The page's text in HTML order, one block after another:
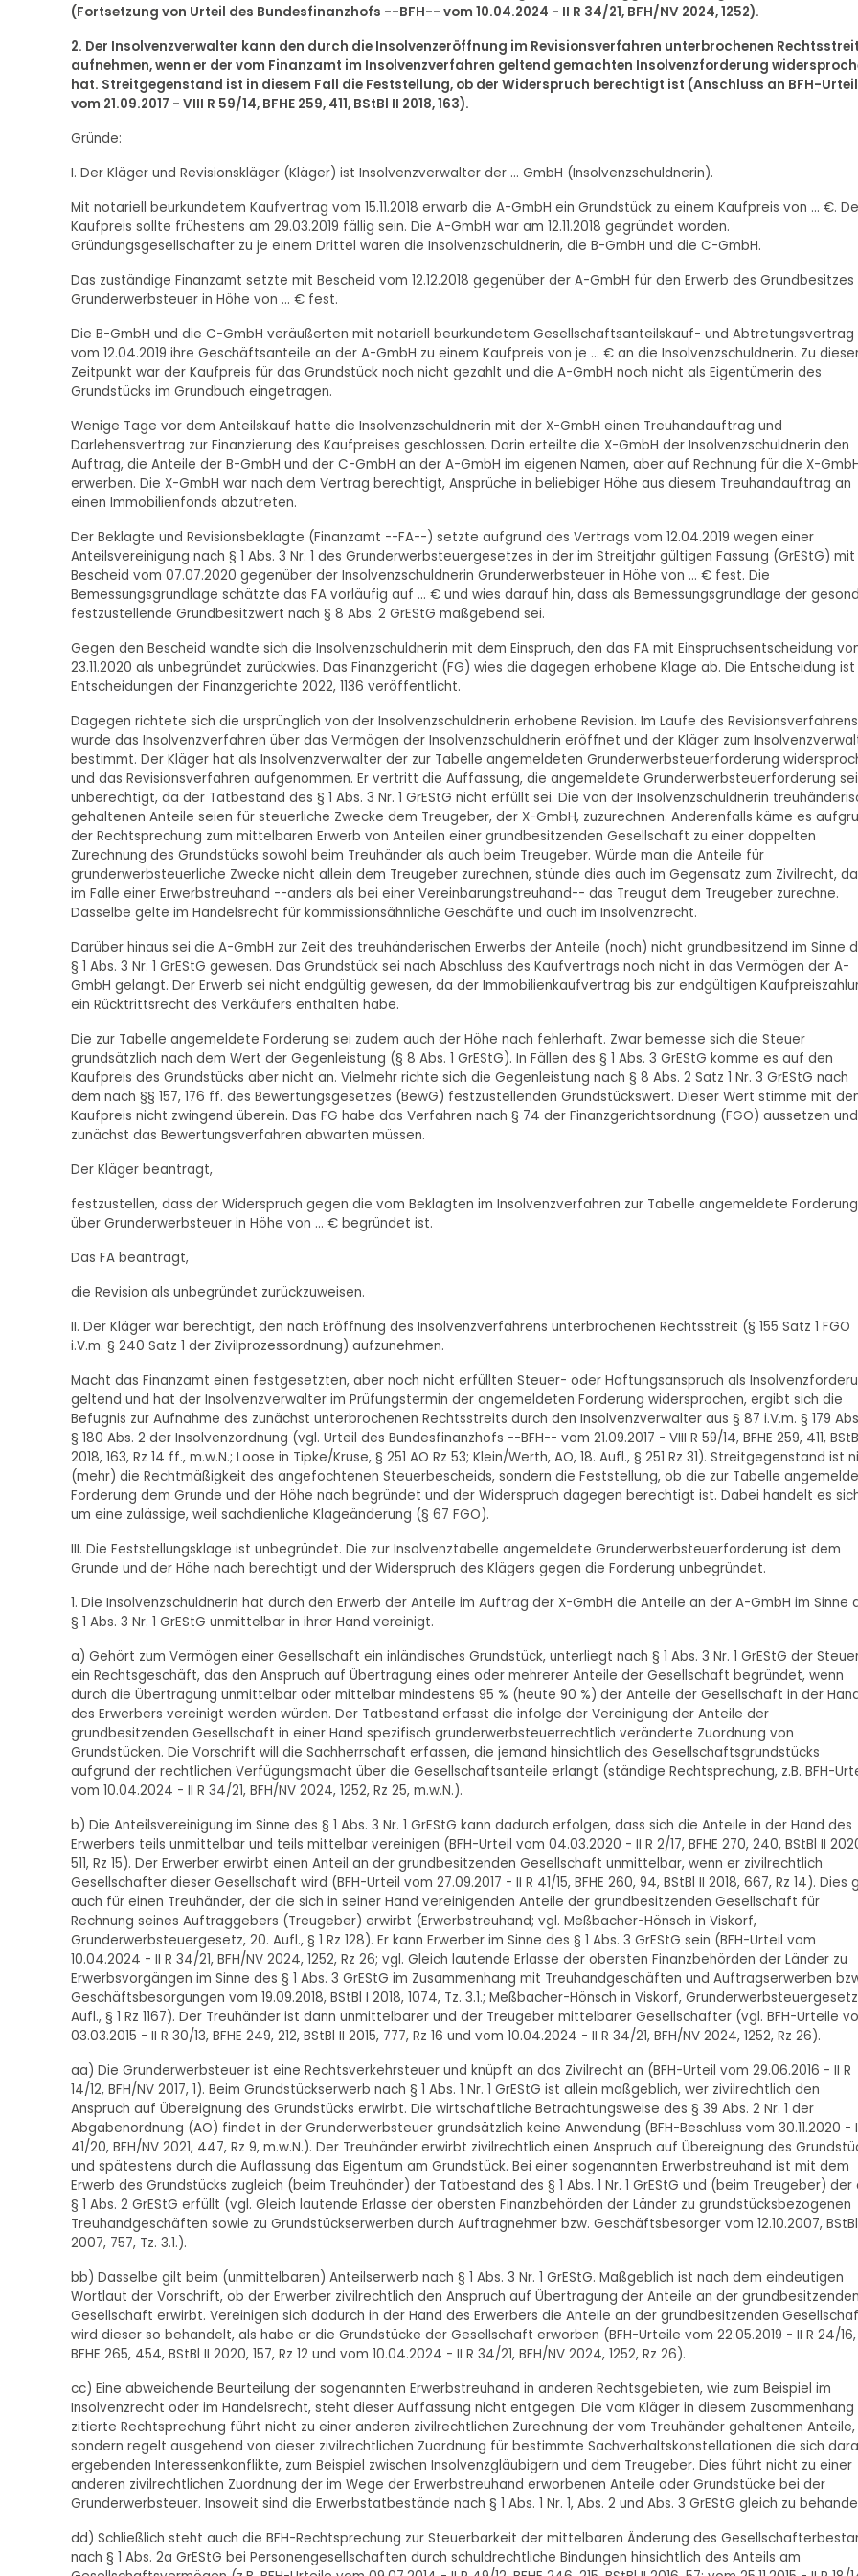
(Fortsetzung von Urteil des Bundesfinanzhofs --BFH-- vom 10.04.2024 - II R 34/21, BFH/NV 2024, 1252).
2. Der Insolvenzverwalter kann den durch die Insolvenzeröffnung im Revisionsverfahren unterbrochenen Rechtsstreit
aufnehmen, wenn er der vom Finanzamt im Insolvenzverfahren geltend gemachten Insolvenzforderung
hat. Streitgegenstand ist in diesem Fall die Feststellung, ob der Widerspruch berechtigt ist (Anschluss an BFH-Urteil
vom 21.09.2017 - VIII R 59/14, BFHE 259, 411, BStBl II 2018, 163).
Gründe:
I. Der Kläger und Revisionskläger (Kläger) ist Insolvenzverwalter der ... GmbH (Insolvenzschuldnerin).
Mit notariell beurkundetem Kaufvertrag vom 15.11.2018 erwarb die A-GmbH ein Grundstück zu einem Kaufpreis von ... €.
Kaufpreis sollte frühestens am 29.03.2019 fällig sein. Die A-GmbH war am 12.11.2018 gegründet worden.
Gründungsgesellschafter zu je einem Drittel waren die Insolvenzschuldnerin, die B-GmbH und die C-GmbH.
Das zuständige Finanzamt setzte mit Bescheid vom 12.12.2018 gegenüber der A-GmbH für den Erwerb des Grundbesitzes
Grunderwerbsteuer in Höhe von ... € fest.
Die B-GmbH und die C-GmbH veräußerten mit notariell beurkundetem Gesellschaftsanteilskauf- und Abtretungsvertrag
vom 12.04.2019 ihre Geschäftsanteile an der A-GmbH zu einem Kaufpreis von je ... € an die Insolvenzschuldnerin. Zu
Zeitpunkt war der Kaufpreis für das Grundstück noch nicht gezahlt und die A-GmbH noch nicht als Eigentümerin des
Grundstücks im Grundbuch eingetragen.
Wenige Tage vor dem Anteilskauf hatte die Insolvenzschuldnerin mit der X-GmbH einen Treuhandauftrag und
Darlehensvertrag zur Finanzierung des Kaufpreises geschlossen. Darin erteilte die X-GmbH der Insolvenzschuldnerin den
Auftrag, die Anteile der B-GmbH und der C-GmbH an der A-GmbH im eigenen Namen, aber auf Rechnung für die X-
erwerben. Die X-GmbH war nach dem Vertrag berechtigt, Ansprüche in beliebiger Höhe aus diesem Treuhandauftrag an
einen Immobilienfonds abzutreten.
Der Beklagte und Revisionsbeklagte (Finanzamt --FA--) setzte aufgrund des Vertrags vom 12.04.2019 wegen einer
Anteilsvereinigung nach § 1 Abs. 3 Nr. 1 des Grunderwerbsteuergesetzes in der im Streitjahr gültigen Fassung (GrEStG) mit
Bescheid vom 07.07.2020 gegenüber der Insolvenzschuldnerin Grunderwerbsteuer in Höhe von ... € fest. Die
Bemessungsgrundlage schätzte das FA vorläufig auf ... € und wies darauf hin, dass als Bemessungsgrundlage der
festzustellende Grundbesitzwert nach § 8 Abs. 2 GrEStG maßgebend sei.
Gegen den Bescheid wandte sich die Insolvenzschuldnerin mit dem Einspruch, den das FA mit Einspruchsentscheidung
23.11.2020 als unbegründet zurückwies. Das Finanzgericht (FG) wies die dagegen erhobene Klage ab. Die Entscheidung ist
Entscheidungen der Finanzgerichte 2022, 1136 veröffentlicht.
Dagegen richtete sich die ursprünglich von der Insolvenzschuldnerin erhobene Revision. Im Laufe des Revisionsverfahrens
wurde das Insolvenzverfahren über das Vermögen der Insolvenzschuldnerin eröffnet und der Kläger zum
bestimmt. Der Kläger hat als Insolvenzverwalter der zur Tabelle angemeldeten Grunderwerbsteuerforderung
und das Revisionsverfahren aufgenommen. Er vertritt die Auffassung, die angemeldete Grunderwerbsteuerforderung sei
unberechtigt, da der Tatbestand des § 1 Abs. 3 Nr. 1 GrEStG nicht erfüllt sei. Die von der Insolvenzschuldnerin
gehaltenen Anteile seien für steuerliche Zwecke dem Treugeber, der X-GmbH, zuzurechnen. Anderenfalls käme es
der Rechtsprechung zum mittelbaren Erwerb von Anteilen einer grundbesitzenden Gesellschaft zu einer doppelten
Zurechnung des Grundstücks sowohl beim Treuhänder als auch beim Treugeber. Würde man die Anteile für
grunderwerbsteuerliche Zwecke nicht allein dem Treugeber zurechnen, stünde dies auch im Gegensatz zum Zivilrecht,
im Falle einer Erwerbstreuhand --anders als bei einer Vereinbarungstreuhand-- das Treugut dem Treugeber zurechne.
Dasselbe gelte im Handelsrecht für kommissionsähnliche Geschäfte und auch im Insolvenzrecht.
Darüber hinaus sei die A-GmbH zur Zeit des treuhänderischen Erwerbs der Anteile (noch) nicht grundbesitzend im Sinne
§ 1 Abs. 3 Nr. 1 GrEStG gewesen. Das Grundstück sei nach Abschluss des Kaufvertrags noch nicht in das Vermögen der A-
GmbH gelangt. Der Erwerb sei nicht endgültig gewesen, da der Immobilienkaufvertrag bis zur endgültigen
ein Rücktrittsrecht des Verkäufers enthalten habe.
Die zur Tabelle angemeldete Forderung sei zudem auch der Höhe nach fehlerhaft. Zwar bemesse sich die Steuer
grundsätzlich nach dem Wert der Gegenleistung (§ 8 Abs. 1 GrEStG). In Fällen des § 1 Abs. 3 GrEStG komme es auf den
Kaufpreis des Grundstücks aber nicht an. Vielmehr richte sich die Gegenleistung nach § 8 Abs. 2 Satz 1 Nr. 3 GrEStG nach
dem nach §§ 157, 176 ff. des Bewertungsgesetzes (BewG) festzustellenden Grundstückswert. Dieser Wert stimme mit
Kaufpreis nicht zwingend überein. Das FG habe das Verfahren nach § 74 der Finanzgerichtsordnung (FGO) aussetzen und
zunächst das Bewertungsverfahren abwarten müssen.
Der Kläger beantragt,
festzustellen, dass der Widerspruch gegen die vom Beklagten im Insolvenzverfahren zur Tabelle angemeldete Forderung
über Grunderwerbsteuer in Höhe von ... € begründet ist.
Das FA beantragt,
die Revision als unbegründet zurückzuweisen.
II. Der Kläger war berechtigt, den nach Eröffnung des Insolvenzverfahrens unterbrochenen Rechtsstreit (§ 155 Satz 1 FGO
i.V.m. § 240 Satz 1 der Zivilprozessordnung) aufzunehmen.
Macht das Finanzamt einen festgesetzten, aber noch nicht erfüllten Steuer- oder Haftungsanspruch als
geltend und hat der Insolvenzverwalter im Prüfungstermin der angemeldeten Forderung widersprochen, ergibt sich die
Befugnis zur Aufnahme des zunächst unterbrochenen Rechtsstreits durch den Insolvenzverwalter aus § 87 i.V.m. § 179
§ 180 Abs. 2 der Insolvenzordnung (vgl. Urteil des Bundesfinanzhofs --BFH-- vom 21.09.2017 - VIII R 59/14, BFHE 259, 411,
2018, 163, Rz 14 ff., m.w.N.; Loose in Tipke/Kruse, § 251 AO Rz 53; Klein/Werth, AO, 18. Aufl., § 251 Rz 31). Streitgegenstand ist
(mehr) die Rechtmäßigkeit des angefochtenen Steuerbescheids, sondern die Feststellung, ob die zur Tabelle
Forderung dem Grunde und der Höhe nach begründet und der Widerspruch dagegen berechtigt ist. Dabei handelt es
um eine zulässige, weil sachdienliche Klageänderung (§ 67 FGO).
III. Die Feststellungsklage ist unbegründet. Die zur Insolvenztabelle angemeldete Grunderwerbsteuerforderung ist dem
Grunde und der Höhe nach berechtigt und der Widerspruch des Klägers gegen die Forderung unbegründet.
1. Die Insolvenzschuldnerin hat durch den Erwerb der Anteile im Auftrag der X-GmbH die Anteile an der A-GmbH im Sinne
§ 1 Abs. 3 Nr. 1 GrEStG unmittelbar in ihrer Hand vereinigt.
a) Gehört zum Vermögen einer Gesellschaft ein inländisches Grundstück, unterliegt nach § 1 Abs. 3 Nr. 1 GrEStG der
ein Rechtsgeschäft, das den Anspruch auf Übertragung eines oder mehrerer Anteile der Gesellschaft begründet, wenn
durch die Übertragung unmittelbar oder mittelbar mindestens 95 % (heute 90 %) der Anteile der Gesellschaft in der
des Erwerbers vereinigt werden würden. Der Tatbestand erfasst die infolge der Vereinigung der Anteile der
grundbesitzenden Gesellschaft in einer Hand spezifisch grunderwerbsteuerrechtlich veränderte Zuordnung von
Grundstücken. Die Vorschrift will die Sachherrschaft erfassen, die jemand hinsichtlich des Gesellschaftsgrundstücks
aufgrund der rechtlichen Verfügungsmacht über die Gesellschaftsanteile erlangt (ständige Rechtsprechung, z.B. BFH-
vom 10.04.2024 - II R 34/21, BFH/NV 2024, 1252, Rz 25, m.w.N.).
b) Die Anteilsvereinigung im Sinne des § 1 Abs. 3 Nr. 1 GrEStG kann dadurch erfolgen, dass sich die Anteile in der Hand des
Erwerbers teils unmittelbar und teils mittelbar vereinigen (BFH-Urteil vom 04.03.2020 - II R 2/17, BFHE 270, 240, BStBl II
511, Rz 15). Der Erwerber erwirbt einen Anteil an der grundbesitzenden Gesellschaft unmittelbar, wenn er zivilrechtlich
Gesellschafter dieser Gesellschaft wird (BFH-Urteil vom 27.09.2017 - II R 41/15, BFHE 260, 94, BStBl II 2018, 667, Rz 14). Dies
auch für einen Treuhänder, der die sich in seiner Hand vereinigenden Anteile der grundbesitzenden Gesellschaft für
Rechnung seines Auftraggebers (Treugeber) erwirbt (Erwerbstreuhand; vgl. Meßbacher-Hönsch in Viskorf,
Grunderwerbsteuergesetz, 20. Aufl., § 1 Rz 128). Er kann Erwerber im Sinne des § 1 Abs. 3 GrEStG sein (BFH-Urteil vom
10.04.2024 - II R 34/21, BFH/NV 2024, 1252, Rz 26; vgl. Gleich lautende Erlasse der obersten Finanzbehörden der Länder zu
Erwerbsvorgängen im Sinne des § 1 Abs. 3 GrEStG im Zusammenhang mit Treuhandgeschäften und Auftragserwerben
Geschäftsbesorgungen vom 19.09.2018, BStBl I 2018, 1074, Tz. 3.1.; Meßbacher-Hönsch in Viskorf,
Aufl., § 1 Rz 1167). Der Treuhänder ist dann unmittelbarer und der Treugeber mittelbarer Gesellschafter (vgl. BFH-Urteile
03.03.2015 - II R 30/13, BFHE 249, 212, BStBl II 2015, 777, Rz 16 und vom 10.04.2024 - II R 34/21, BFH/NV 2024, 1252, Rz 26).
aa) Die Grunderwerbsteuer ist eine Rechtsverkehrsteuer und knüpft an das Zivilrecht an (BFH-Urteil vom 29.06.2016 - II R
14/12, BFH/NV 2017, 1). Beim Grundstückserwerb nach § 1 Abs. 1 Nr. 1 GrEStG ist allein maßgeblich, wer zivilrechtlich den
Anspruch auf Übereignung des Grundstücks erwirbt. Die wirtschaftliche Betrachtungsweise des § 39 Abs. 2 Nr. 1 der
Abgabenordnung (AO) findet in der Grunderwerbsteuer grundsätzlich keine Anwendung (BFH-Beschluss vom 30.11.2020 -
41/20, BFH/NV 2021, 447, Rz 9, m.w.N.). Der Treuhänder erwirbt zivilrechtlich einen Anspruch auf Übereignung des
und spätestens durch die Auflassung das Eigentum am Grundstück. Bei einer sogenannten Erwerbstreuhand ist mit dem
Erwerb des Grundstücks zugleich (beim Treuhänder) der Tatbestand des § 1 Abs. 1 Nr. 1 GrEStG und (beim Treugeber) der
§ 1 Abs. 2 GrEStG erfüllt (vgl. Gleich lautende Erlasse der obersten Finanzbehörden der Länder zu grundstücksbezogenen
Treuhandgeschäften sowie zu Grundstückserwerben durch Auftragnehmer bzw. Geschäftsbesorger vom 12.10.2007,
2007, 757, Tz. 3.1.).
bb) Dasselbe gilt beim (unmittelbaren) Anteilserwerb nach § 1 Abs. 3 Nr. 1 GrEStG. Maßgeblich ist nach dem eindeutigen
Wortlaut der Vorschrift, ob der Erwerber zivilrechtlich den Anspruch auf Übertragung der Anteile an der grundbesitzenden
Gesellschaft erwirbt. Vereinigen sich dadurch in der Hand des Erwerbers die Anteile an der grundbesitzenden
wird dieser so behandelt, als habe er die Grundstücke der Gesellschaft erworben (BFH-Urteile vom 22.05.2019 - II R 24/16,
BFHE 265, 454, BStBl II 2020, 157, Rz 12 und vom 10.04.2024 - II R 34/21, BFH/NV 2024, 1252, Rz 26).
cc) Eine abweichende Beurteilung der sogenannten Erwerbstreuhand in anderen Rechtsgebieten, wie zum Beispiel im
Insolvenzrecht oder im Handelsrecht, steht dieser Auffassung nicht entgegen. Die vom Kläger in diesem Zusammenhang
zitierte Rechtsprechung führt nicht zu einer anderen zivilrechtlichen Zurechnung der vom Treuhänder gehaltenen Anteile,
sondern regelt ausgehend von dieser zivilrechtlichen Zuordnung für bestimmte Sachverhaltskonstellationen die sich
ergebenden Interessenkonflikte, zum Beispiel zwischen Insolvenzgläubigern und dem Treugeber. Dies führt nicht zu einer
anderen zivilrechtlichen Zuordnung der im Wege der Erwerbstreuhand erworbenen Anteile oder Grundstücke bei der
Grunderwerbsteuer. Insoweit sind die Erwerbstatbestände nach § 1 Abs. 1 Nr. 1, Abs. 2 und Abs. 3 GrEStG gleich zu
dd) Schließlich steht auch die BFH-Rechtsprechung zur Steuerbarkeit der mittelbaren Änderung des
nach § 1 Abs. 2a GrEStG bei Personengesellschaften durch schuldrechtliche Bindungen hinsichtlich des Anteils am